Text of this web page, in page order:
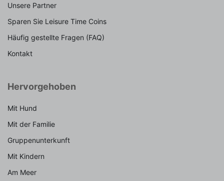
Unsere Partner
Sparen Sie Leisure Time Coins
Häufig gestellte Fragen (FAQ)
Kontakt
Hervorgehoben
Mit Hund
Mit der Familie
Gruppenunterkunft
Mit Kindern
Am Meer